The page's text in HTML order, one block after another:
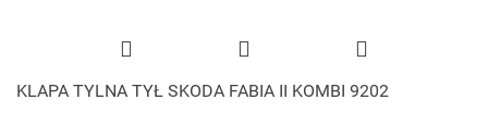
KLAPA TYLNA TYŁ SKODA FABIA II KOMBI 9202